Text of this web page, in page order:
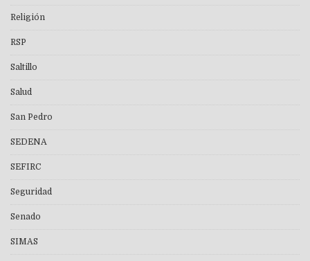
Religión
RSP
Saltillo
Salud
San Pedro
SEDENA
SEFIRC
Seguridad
Senado
SIMAS